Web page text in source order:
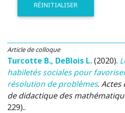
RÉINITIALISER
Article de colloque
Turcotte B., DeBlois L.(2020).
habiletés sociales pour
résolution de problèmes. Actes
de didactique des
229)..